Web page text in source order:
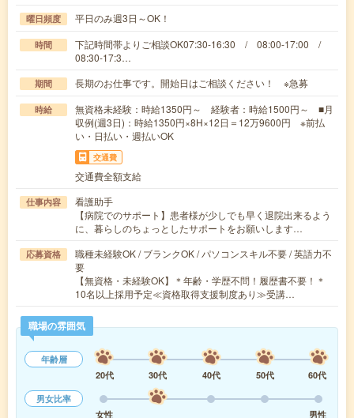
曜日頻度 平日のみ週3日～OK！
時間
下記時間帯よりご相談OK07:30-16:30 / 08:00-17:00 /
08:30-17:3…
期間 長期のお仕事です。開始日はご相談ください！ ※急募
時給
無資格未経験：時給1350円～ 経験者：時給1500円～ ■月
収例(週3日)：時給1350円×8H×12日＝12万9600円 ※前払
い・日払い・週払いOK
交通費
交通費全額支給
仕事内容
看護助手
【病院でのサポート】患者様が少しでも早く退院出来るよう
に、暮らしのちょっとしたサポートをお願いします…
応募資格
職種未経験OK / ブランクOK / パソコンスキル不要 / 英語力不
要
【無資格・未経験OK】＊年齢・学歴不問！履歴書不要！＊
10名以上採用予定≪資格取得支援制度あり≫受講…
職場の雰囲気
年齢層
20代
30代 40代 50代
60代
男女比率
女性
男性